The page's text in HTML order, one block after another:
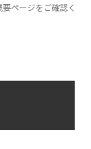
ページをご確認く